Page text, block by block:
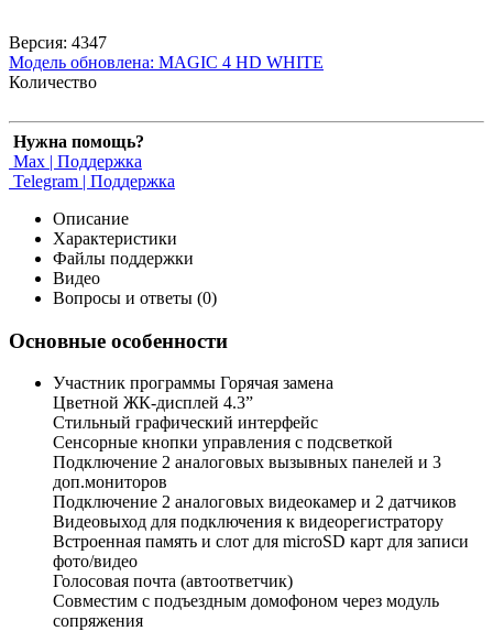
Версия: 4347
Модель обновлена: MAGIC 4 HD WHITE
Количество
Нужна помощь?
Max | Поддержка
Telegram | Поддержка
Описание
Характеристики
Файлы поддержки
Видео
Вопросы и ответы (0)
Основные особенности
Участник программы Горячая замена
Цветной ЖК-дисплей 4.3”
Стильный графический интерфейс
Сенсорные кнопки управления c подсветкой
Подключение 2 аналоговых вызывных панелей и 3
доп.мониторов
Подключение 2 аналоговых видеокамер и 2 датчиков
Видеовыход для подключения к видеорегистратору
Встроенная память и слот для microSD карт для записи
фото/видео
Голосовая почта (автоответчик)
Совместим с подъездным домофоном через модуль
сопряжения